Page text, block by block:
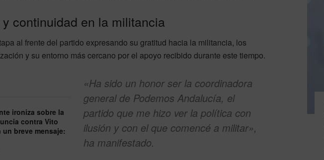
continuidad en la militancia
al frente del partido expresando su gratitud hacia la militancia, los
y su entorno más cercano por el apoyo recibido durante este tiempo.
ironiza sobre la
contra Vito
breve mensaje:
«Ha sido un honor ser la coordinadora
general de Podemos Andalucía, el
partido que me hizo ver la política con
ilusión y con el que comencé a militar»,
ha manifestado.